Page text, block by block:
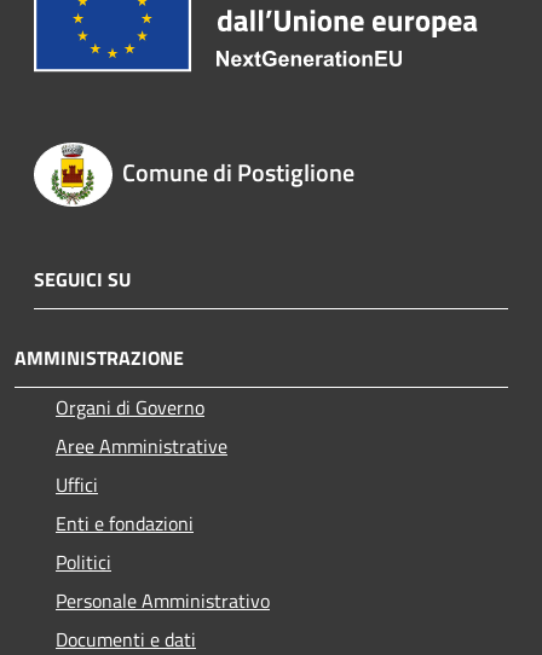
Comune di Postiglione
SEGUICI SU
AMMINISTRAZIONE
Organi di Governo
Aree Amministrative
Uffici
Enti e fondazioni
Politici
Personale Amministrativo
Documenti e dati